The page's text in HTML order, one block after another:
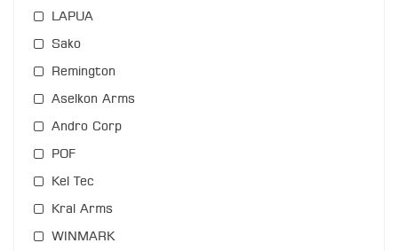
LAPUA
Sako
Remington
Aselkon Arms
Andro Corp
POF
Kel Tec
Kral Arms
WINMARK